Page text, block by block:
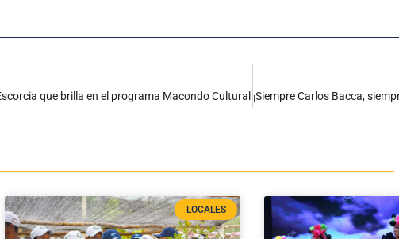
que brilla en el programa Macondo Cultural
LOCALES